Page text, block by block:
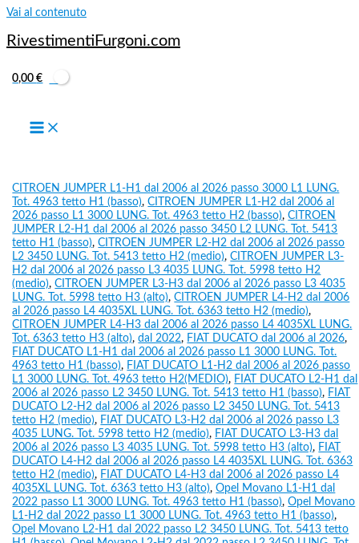
Vai al contenuto
RivestimentiFurgoni.com
0,00€
CITROEN JUMPER L1-H1 dal 2006 al 2026 passo 3000 L1 LUNG.
Tot. 4963 tetto H1 (basso),CITROEN JUMPER L1-H2 dal 2006 al
2026 passo L1 3000 LUNG. Tot. 4963 tetto H2 (basso),CITROEN
JUMPER L2-H1 dal 2006 al 2026 passo 3450 L2 LUNG. Tot. 5413
tetto H1 (basso),CITROEN JUMPER L2-H2 dal 2006 al 2026 passo
L2 3450 LUNG. Tot. 5413 tetto H2 (medio),CITROEN JUMPER L3-
H2 dal 2006 al 2026 passo L3 4035 LUNG. Tot. 5998 tetto H2
(medio),CITROEN JUMPER L3-H3 dal 2006 al 2026 passo L3 4035
LUNG. Tot. 5998 tetto H3 (alto),CITROEN JUMPER L4-H2 dal 2006
al 2026 passo L4 4035XL LUNG. Tot. 6363 tetto H2 (medio),
CITROEN JUMPER L4-H3 dal 2006 al 2026 passo L4 4035XL LUNG.
Tot. 6363 tetto H3 (alto),dal 2022, FIAT DUCATO dal 2006 al 2026,
FIAT DUCATO L1-H1 dal 2006 al 2026 passo L1 3000 LUNG. Tot.
4963 tetto H1 (basso), FIAT DUCATO L1-H2 dal 2006 al 2026 passo
L1 3000 LUNG. Tot. 4963 tetto H2(MEDIO), FIAT DUCATO L2-H1 dal
2006 al 2026 passo L2 3450 LUNG. Tot. 5413 tetto H1 (basso), FIAT
DUCATO L2-H2 dal 2006 al 2026 passo L2 3450 LUNG. Tot. 5413
tetto H2 (medio), FIAT DUCATO L3-H2 dal 2006 al 2026 passo L3
4035 LUNG. Tot. 5998 tetto H2 (medio), FIAT DUCATO L3-H3 dal
2006 al 2026 passo L3 4035 LUNG. Tot. 5998 tetto H3 (alto), FIAT
DUCATO L4-H2 dal 2006 al 2026 passo L4 4035XL LUNG. Tot. 6363
tetto H2 (medio), FIAT DUCATO L4-H3 dal 2006 al 2026 passo L4
4035XL LUNG. Tot. 6363 tetto H3 (alto),Opel Movano L1-H1 dal
2022 passo L1 3000 LUNG. Tot. 4963 tetto H1 (basso),Opel Movano
L1-H2 dal 2022 passo L1 3000 LUNG. Tot. 4963 tetto H1 (basso),
Opel Movano L2-H1 dal 2022 passo L2 3450 LUNG. Tot. 5413 tetto